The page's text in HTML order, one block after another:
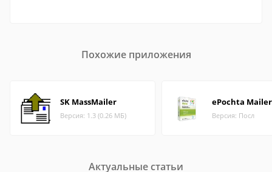
Похожие приложения
SK MassMailer
Версия: 1.3 (0.26 МБ)
ePochta Mailer
Версия: Посл
Актуальные статьи